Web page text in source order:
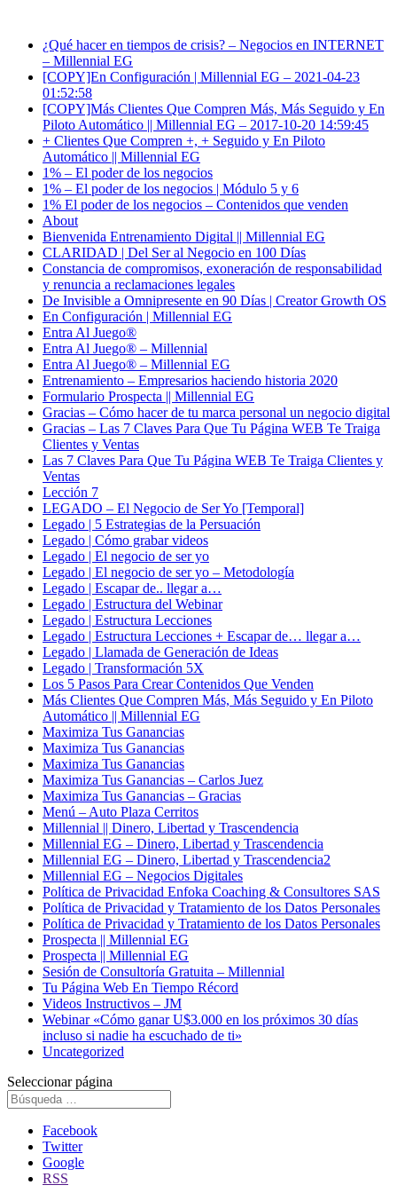
¿Qué hacer en tiempos de crisis? – Negocios en INTERNET
– Millennial EG
[COPY]En Configuración | Millennial EG – 2021-04-23
01:52:58
[COPY]Más Clientes Que Compren Más, Más Seguido y En
Piloto Automático || Millennial EG – 2017-10-20 14:59:45
+ Clientes Que Compren +, + Seguido y En Piloto
Automático || Millennial EG
1% – El poder de los negocios
1% – El poder de los negocios | Módulo 5 y 6
1% El poder de los negocios – Contenidos que venden
About
Bienvenida Entrenamiento Digital || Millennial EG
CLARIDAD | Del Ser al Negocio en 100 Días
Constancia de compromisos, exoneración de responsabilidad
y renuncia a reclamaciones legales
De Invisible a Omnipresente en 90 Días​ | Creator Growth OS
En Configuración | Millennial EG
Entra Al Juego®
Entra Al Juego® – Millennial
Entra Al Juego® – Millennial EG
Entrenamiento – Empresarios haciendo historia 2020
Formulario Prospecta || Millennial EG
Gracias – Cómo hacer de tu marca personal un negocio digital
Gracias – Las 7 Claves Para Que Tu Página WEB Te Traiga
Clientes y Ventas
Las 7 Claves Para Que Tu Página WEB Te Traiga Clientes y
Ventas
Lección 7
LEGADO – El Negocio de Ser Yo [Temporal]
Legado | 5 Estrategias de la Persuación
Legado | Cómo grabar videos
Legado | El negocio de ser yo
Legado | El negocio de ser yo – Metodología
Legado | Escapar de.. llegar a…
Legado | Estructura del Webinar
Legado | Estructura Lecciones
Legado | Estructura Lecciones + Escapar de… llegar a…
Legado | Llamada de Generación de Ideas
Legado | Transformación 5X
Los 5 Pasos Para Crear Contenidos Que Venden
Más Clientes Que Compren Más, Más Seguido y En Piloto
Automático || Millennial EG
Maximiza Tus Ganancias
Maximiza Tus Ganancias
Maximiza Tus Ganancias
Maximiza Tus Ganancias – Carlos Juez
Maximiza Tus Ganancias – Gracias
Menú – Auto Plaza Cerritos
Millennial || Dinero, Libertad y Trascendencia
Millennial EG – Dinero, Libertad y Trascendencia
Millennial EG – Dinero, Libertad y Trascendencia2
Millennial EG – Negocios Digitales
Política de Privacidad Enfoka Coaching & Consultores SAS
Política de Privacidad y Tratamiento de los Datos Personales
Política de Privacidad y Tratamiento de los Datos Personales
Prospecta || Millennial EG
Prospecta || Millennial EG
Sesión de Consultoría Gratuita – Millennial
Tu Página Web En Tiempo Récord
Videos Instructivos – JM
Webinar «Cómo ganar U$3.000 en los próximos 30 días
incluso si nadie ha escuchado de ti»
Uncategorized
Seleccionar página
Facebook
Twitter
Google
RSS